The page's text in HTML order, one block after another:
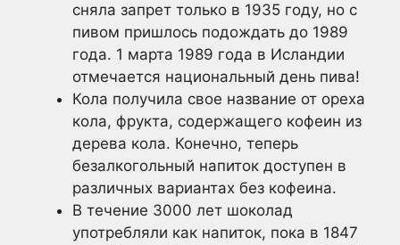
сняла запрет только в 1935 году, но с
пивом пришлось подождать до 1989
года. 1 марта 1989 года в Исландии
отмечается национальный день пива!
Кола получила свое название от ореха
кола, фрукта, содержащего кофеин из
дерева кола. Конечно, теперь
безалкогольный напиток доступен в
различных вариантах без кофеина.
В течение 3000 лет шоколад
употребляли как напиток, пока в 1847